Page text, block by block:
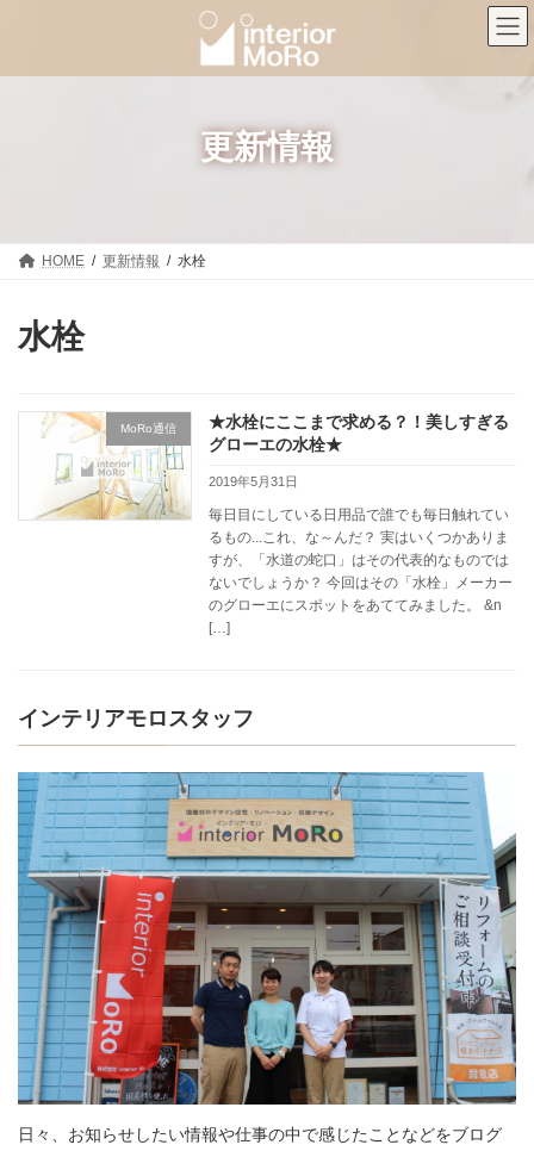
ン
ー
更新情報
HOME 更新情報 水栓
水栓
MoRo通信
★水栓にここまで求める？！美しすぎる
グローエの水栓★
2019年5月31日
毎日目にしている日用品で誰でも毎日触れてい
るもの...これ、な～んだ？ 実はいくつかありま
すが、「水道の蛇口」はその代表的なものでは
ないでしょうか？ 今回はその「水栓」メーカー
のグローエにスポットをあててみました。 &n
[…]
インテリアモロスタッフ
日々、お知らせしたい情報や仕事の中で感じたことなどをブログ